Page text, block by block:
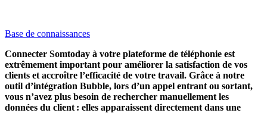
Base de connaissances
Connecter Somtoday à votre plateforme de téléphonie est
extrêmement important pour améliorer la satisfaction de vos
clients et accroître l’efficacité de votre travail. Grâce à notre
outil d’intégration Bubble, lors d’un appel entrant ou sortant,
vous n’avez plus besoin de rechercher manuellement les
données du client : elles apparaissent directement dans une